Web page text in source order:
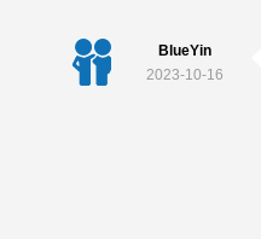
BlueYin
2023-10-16